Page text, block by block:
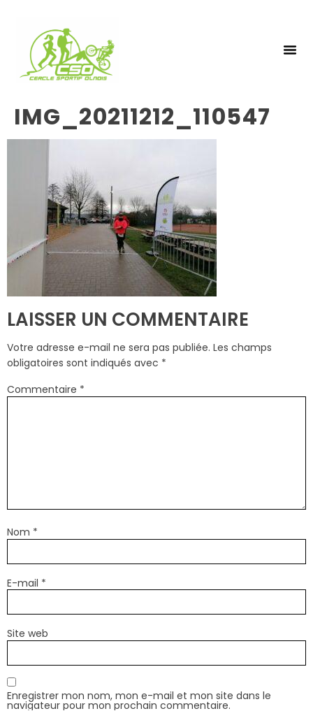
IMG_20211212_110547
LAISSER UN COMMENTAIRE
Votre adresse e-mail ne sera pas publiée. Les champs
obligatoires sont indiqués avec *
Commentaire *
Nom *
E-mail *
Site web
Enregistrer mon nom, mon e-mail et mon site dans le
navigateur pour mon prochain commentaire.